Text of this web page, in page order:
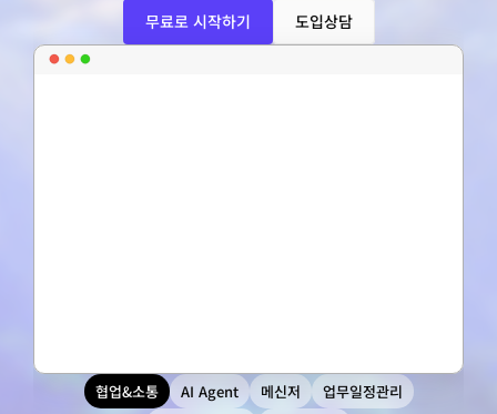
무료로 시작하기
도입상담
협업&소통 AI Agent 메신저
업무일정관리